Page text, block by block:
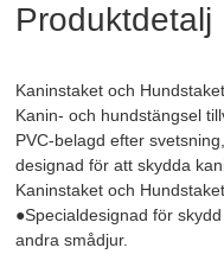
Produktdetalj
Kaninstaket och Hundstaket
Kanin- och hundstängsel
PVC-belagd efter
designad för att skydda
Kaninstaket och Hundstaket
●Specialdesignad för
andra smådjur.